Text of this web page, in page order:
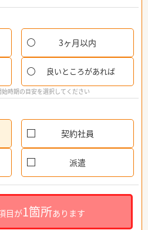
3ヶ月以内
良いところがあれば
時期の目安を選択してください
契約社員
派遣
目が1箇所あります